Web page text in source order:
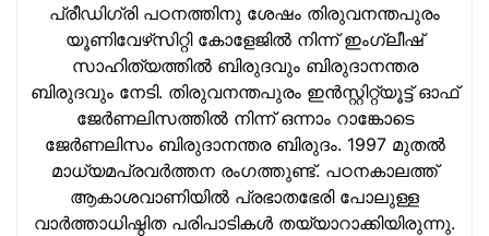
പ്രീഡിഗ്രി പഠനത്തിനു ശേഷം തിരുവനന്തപുരം
യൂണിവേഴ്‌സിറ്റി കോളേജില്‍ നിന്ന് ഇംഗ്ലീഷ്
സാഹിത്യത്തില്‍ ബിരുദവും ബിരുദാനന്തര
ബിരുദവും നേടി. തിരുവനന്തപുരം ഇന്‍സ്റ്റിറ്റ്യൂട്ട് ഓഫ്
ജേര്‍ണലിസത്തില്‍ നിന്ന് ഒന്നാം റാങ്കോടെ
ജേര്‍ണലിസം ബിരുദാനന്തര ബിരുദം. 1997 മുതല്‍
മാധ്യമപ്രവര്‍ത്തന രംഗത്തുണ്ട്. പഠനകാലത്ത്
ആകാശവാണിയില്‍ പ്രഭാതഭേരി പോലുള്ള
വാര്‍ത്താധിഷ്ഠിത പരിപാടികള്‍ തയ്യാറാക്കിയിരുന്നു.